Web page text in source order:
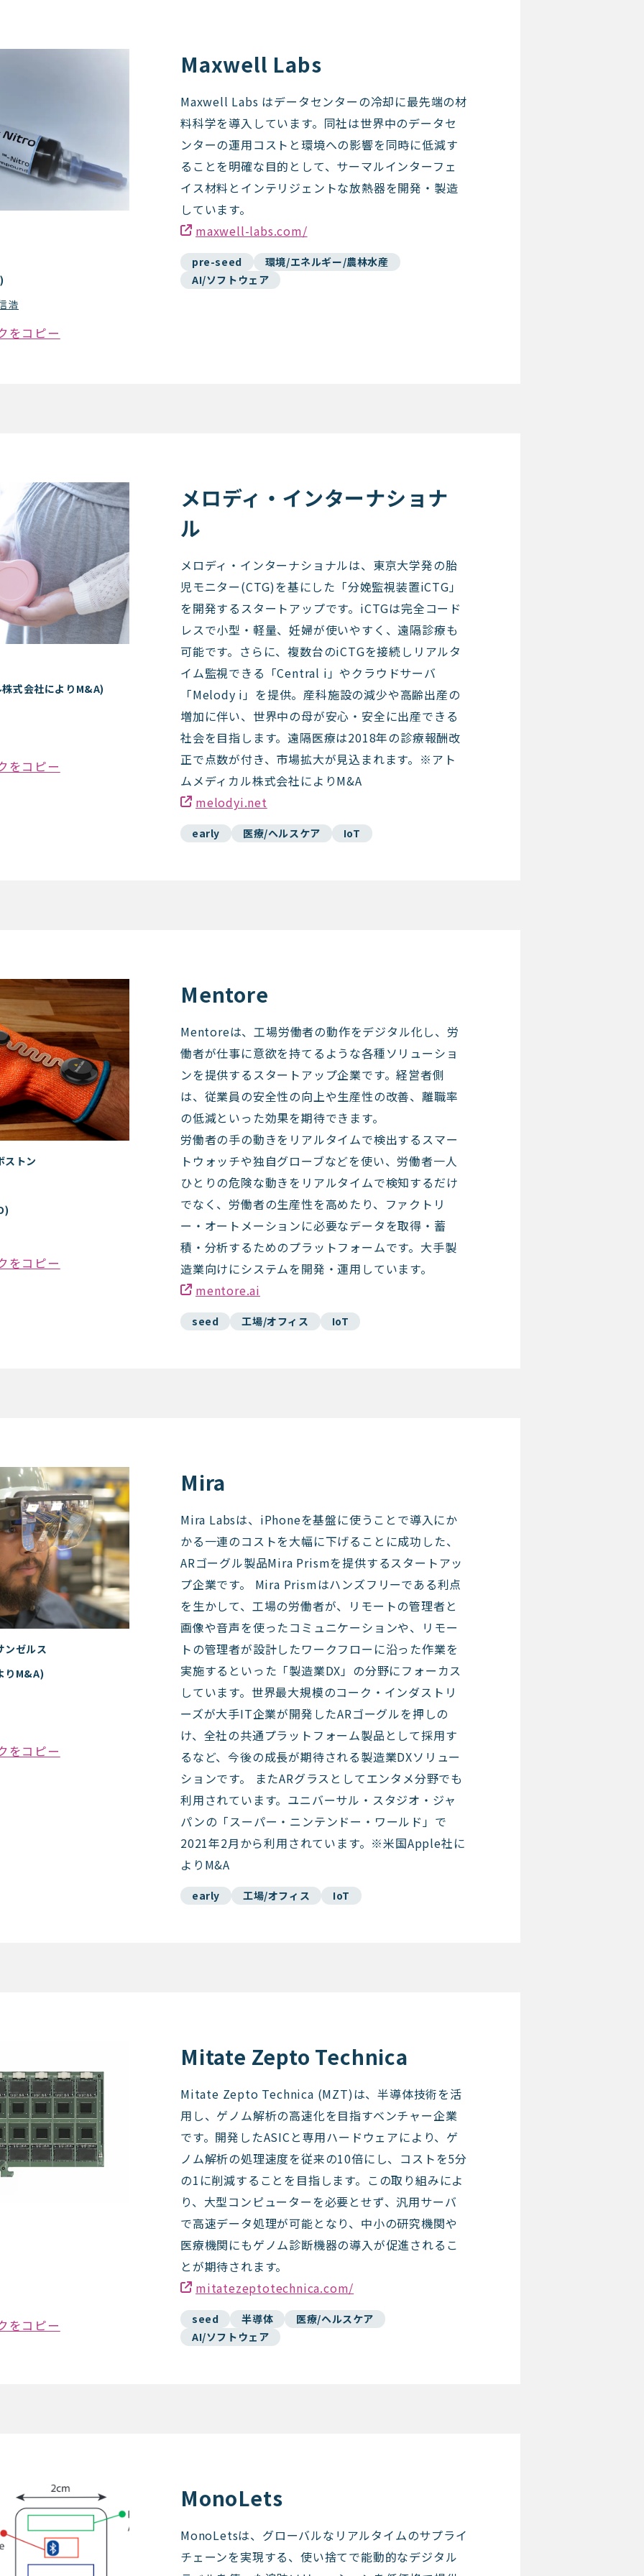
浩
をコピー
Maxwell Labs
Maxwell Labs はデータセンターの冷却に最先端の材
料科学を導入しています。同社は世界中のデータセ
ンターの運用コストと環境への影響を同時に低減す
ることを明確な目的として、サーマルインターフェ
イス材料とインテリジェントな放熱器を開発・製造
しています。
maxwell-labs.com/
pre-seed
環境/エネルギー/農林水産
AI/ソフトウェア
ナショナル
式会社によりM&A)
をコピー
メロディ・インターナショナ
ル
メロディ・インターナショナルは、東京大学発の胎
児モニター(CTG)を基にした「分娩監視装置iCTG」
を開発するスタートアップです。iCTGは完全コード
レスで小型・軽量、妊婦が使いやすく、遠隔診療も
可能です。さらに、複数台のiCTGを接続しリアルタ
イム監視できる「Central i」やクラウドサーバ
「Melody i」を提供。産科施設の減少や高齢出産の
増加に伴い、世界中の母が安心・安全に出産できる
社会を目指します。遠隔医療は2018年の診療報酬改
正で点数が付き、市場拡大が見込まれます。※アト
ムメディカル株式会社によりM&A
melodyi.net
early 医療/ヘルスケア IoT
ストン
をコピー
Mentore
Mentoreは、工場労働者の動作をデジタル化し、労
働者が仕事に意欲を持てるような各種ソリューショ
ンを提供するスタートアップ企業です。経営者側
は、従業員の安全性の向上や生産性の改善、離職率
の低減といった効果を期待できます。
労働者の手の動きをリアルタイムで検出するスマー
トウォッチや独自グローブなどを使い、労働者一人
ひとりの危険な動きをリアルタイムで検知するだけ
でなく、労働者の生産性を高めたり、ファクトリ
ー・オートメーションに必要なデータを取得・蓄
積・分析するためのプラットフォームです。大手製
造業向けにシステムを開発・運用しています。
mentore.ai
seed 工場/オフィス IoT
ンゼルス
りM&A)
をコピー
Mira
Mira Labsは、iPhoneを基盤に使うことで導入にか
かる一連のコストを大幅に下げることに成功した、
ARゴーグル製品Mira Prismを提供するスタートアッ
プ企業です。 Mira Prismはハンズフリーである利点
を生かして、工場の労働者が、リモートの管理者と
画像や音声を使ったコミュニケーションや、リモー
トの管理者が設計したワークフローに沿った作業を
実施するといった「製造業DX」の分野にフォーカス
しています。世界最大規模のコーク・インダストリ
ーズが大手IT企業が開発したARゴーグルを押しの
け、全社の共通プラットフォーム製品として採用す
るなど、今後の成長が期待される製造業DXソリュー
ションです。 またARグラスとしてエンタメ分野でも
利用されています。ユニバーサル・スタジオ・ジャ
パンの「スーパー・ニンテンドー・ワールド」で
2021年2月から利用されています。※米国Apple社に
よりM&A
early 工場/オフィス IoT
をコピー
Mitate Zepto Technica
Mitate Zepto Technica (MZT)は、半導体技術を活
用し、ゲノム解析の高速化を目指すベンチャー企業
です。開発したASICと専用ハードウェアにより、ゲ
ノム解析の処理速度を従来の10倍にし、コストを5分
の1に削減することを目指します。この取り組みによ
り、大型コンピューターを必要とせず、汎用サーバ
で高速データ処理が可能となり、中小の研究機関や
医療機関にもゲノム診断機器の導入が促進されるこ
とが期待されます。
mitatezeptotechnica.com/
seed 半導体
医療/ヘルスケア
AI/ソフトウェア
MonoLets
MonoLetsは、グローバルなリアルタイムのサプライ
チェーンを実現する、使い捨てで能動的なデジタル